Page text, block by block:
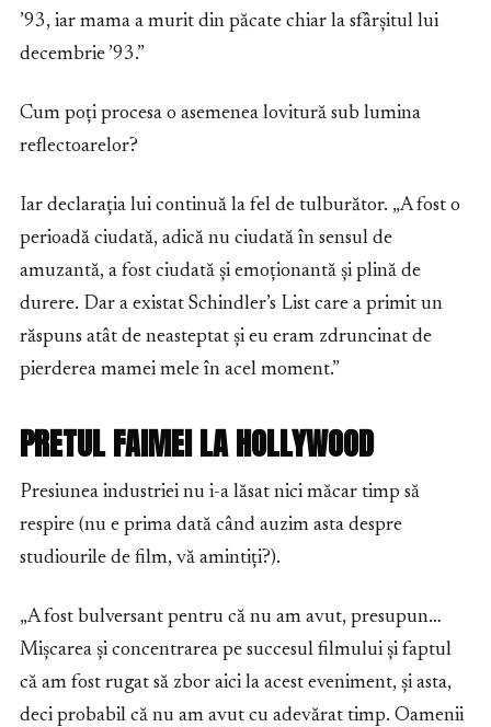
’93, iar mama a murit din păcate chiar la sfârșitul lui
decembrie ’93.”
Cum poți procesa o asemenea lovitură sub lumina
reflectoarelor?
Iar declarația lui continuă la fel de tulburător. „A fost o
perioadă ciudată, adică nu ciudată în sensul de
amuzantă, a fost ciudată și emoționantă și plină de
durere. Dar a existat Schindler’s List care a primit un
răspuns atât de neasteptat și eu eram zdruncinat de
pierderea mamei mele în acel moment.”
PRETUL FAIMEI LA HOLLYWOOD
Presiunea industriei nu i-a lăsat nici măcar timp să
respire (nu e prima dată când auzim asta despre
studiourile de film, vă amintiți?).
„A fost bulversant pentru că nu am avut, presupun…
Mișcarea și concentrarea pe succesul filmului și faptul
că am fost rugat să zbor aici la acest eveniment, și asta,
deci probabil că nu am avut cu adevărat timp. Oamenii